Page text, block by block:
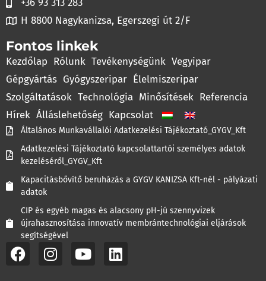
+36 93 313 283
H 8800 Nagykanizsa, Egerszegi út 2/F
Fontos linkek
Kezdőlap Rólunk Tevékenységünk Vegyipar
Gépgyártás Gyógyszeripar Élelmiszeripar
Szolgáltatások Technológia Minősítések Referencia
Hírek Álláslehetőség Kapcsolat
Általános Munkavállalói Adatkezelési Tájékoztató_GYGV_Kft
Adatkezelési Tájékoztató kapcsolattartói személyes adatok
kezeléséről_GYGV_Kft
Kapacitásbővítő beruházás a GYGV KANIZSA Kft-nél - pályázati
adatok
CIP és egyéb magas és alacsony pH-jú szennyvizek
újrahasznosítása innovatív membrántechnológiai eljárások
segítségével